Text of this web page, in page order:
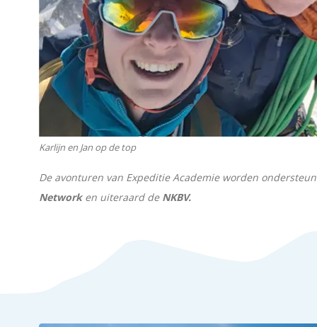
Karlijn en Jan op de top
De avonturen van Expeditie Academie worden
Networken uiteraard de NKBV.